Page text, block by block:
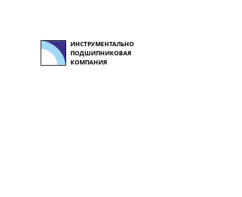
ИНСТРУМЕНТАЛЬНО
ПОДШИПНИКОВАЯ
КОМПАНИЯ